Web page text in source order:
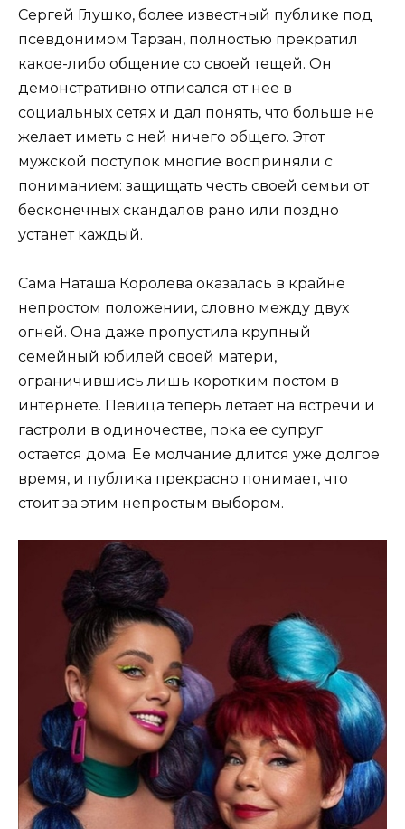
Сергей Глушко, более известный публике под
псевдонимом Тарзан, полностью прекратил
какое-либо общение со своей тещей. Он
демонстративно отписался от нее в
социальных сетях и дал понять, что больше не
желает иметь с ней ничего общего. Этот
мужской поступок многие восприняли с
пониманием: защищать честь своей семьи от
бесконечных скандалов рано или поздно
устанет каждый.
Сама Наташа Королёва оказалась в крайне
непростом положении, словно между двух
огней. Она даже пропустила крупный
семейный юбилей своей матери,
ограничившись лишь коротким постом в
интернете. Певица теперь летает на встречи и
гастроли в одиночестве, пока ее супруг
остается дома. Ее молчание длится уже долгое
время, и публика прекрасно понимает, что
стоит за этим непростым выбором.